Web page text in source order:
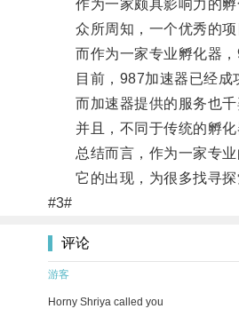
作为一家颇具影响力的孵
众所周知，一个优秀的项
而作为一家专业孵化器，
目前，987加速器已经成功
而加速器提供的服务也千
并且，不同于传统的孵化
总结而言，作为一家专业
它的出现，为很多找寻探
#3#
评论
游客
Horny Shriya called you